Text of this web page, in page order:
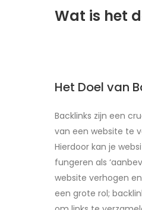
Wat is het
Het Doel van
Backlinks zijn een
van een website te
Hierdoor kan je
fungeren als
website verhogen
een grote rol;